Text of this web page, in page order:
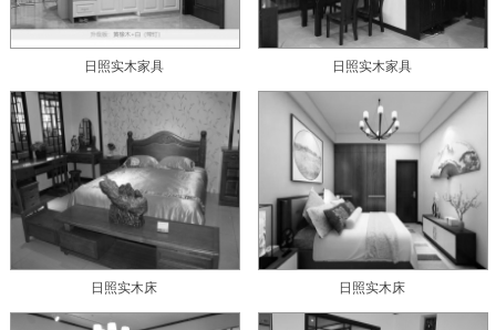
日照实木家具 日照实木家具
日照实木床 日照实木床